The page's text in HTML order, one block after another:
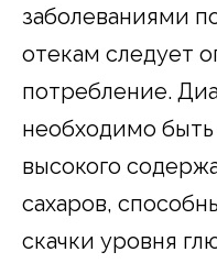
заболеваниями
отекам следует
потребление.
необходимо
высокого
сахаров,
скачки уровня